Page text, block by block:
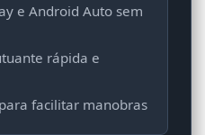
e Android Auto sem
rápida e
facilitar manobras